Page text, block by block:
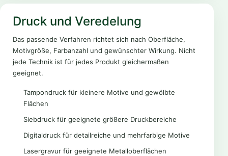
Druck und Veredelung
Das passende Verfahren richtet sich nach Oberfläche,
Motivgröße, Farbanzahl und gewünschter Wirkung. Nicht
jede Technik ist für jedes Produkt gleichermaßen
geeignet.
Tampondruck für kleinere Motive und gewölbte
Flächen
Siebdruck für geeignete größere Druckbereiche
Digitaldruck für detailreiche und mehrfarbige Motive
Lasergravur für geeignete Metalloberflächen